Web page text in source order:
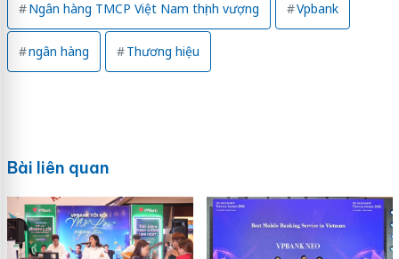
Ngân hàng TMCP Việt Nam thịnh vượng Vpbank
ngân hàng Thương hiệu
Bài liên quan